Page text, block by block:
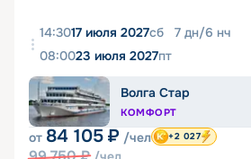
14:3017 июля 2027сб 7 дн/6 нч
08:0023 июля 2027пт
Волга Стар
КОМФОРТ
от 84 105 ₽ /чел +2 027